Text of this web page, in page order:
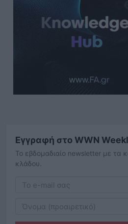
Εγγραφή στο WWN
Το εβδομαδιαίο newsletter με τα
κλάδου.